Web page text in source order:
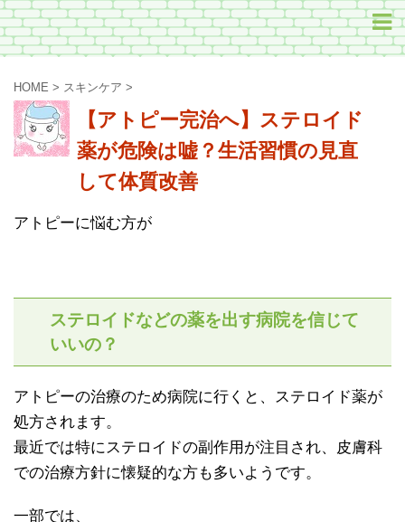
HOME > スキンケア >
【アトピー完治へ】ステロイド
薬が危険は嘘？生活習慣の見直
して体質改善
アトピーに悩む方が
ステロイドなどの薬を出す病院を信じて
いいの？
アトピーの治療のため病院に行くと、ステロイド薬が
処方されます。
最近では特にステロイドの副作用が注目され、皮膚科
での治療方針に懐疑的な方も多いようです。
一部では、